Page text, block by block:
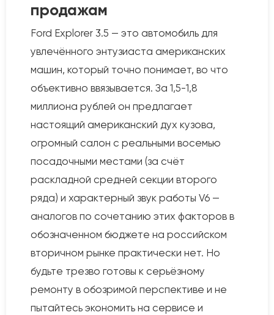
продажам
Ford Explorer 3.5 — это автомобиль для
увлечённого энтузиаста американских
машин, который точно понимает, во что
объективно ввязывается. За 1,5-1,8
миллиона рублей он предлагает
настоящий американский дух кузова,
огромный салон с реальными восемью
посадочными местами (за счёт
раскладной средней секции второго
ряда) и характерный звук работы V6 —
аналогов по сочетанию этих факторов в
обозначенном бюджете на российском
вторичном рынке практически нет. Но
будьте трезво готовы к серьёзному
ремонту в обозримой перспективе и не
пытайтесь экономить на сервисе и